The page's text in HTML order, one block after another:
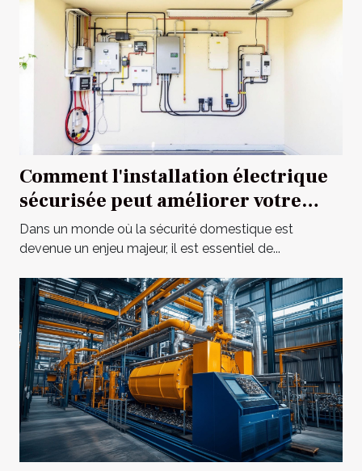
Comment l'installation électrique
sécurisée peut améliorer votre
habitat ?
Dans un monde où la sécurité domestique est
devenue un enjeu majeur, il est essentiel de...